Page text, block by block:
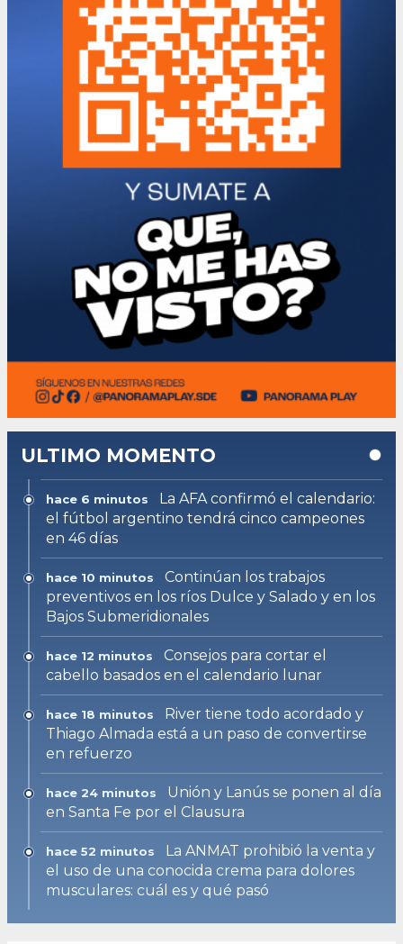
ULTIMO MOMENTO
hace 6 minutos
La AFA confirmó el calendario:
el fútbol argentino tendrá cinco campeones
en 46 días
hace 10 minutos
Continúan los trabajos
preventivos en los ríos Dulce y Salado y en los
Bajos Submeridionales
hace 12 minutos
Consejos para cortar el
cabello basados en el calendario lunar
hace 18 minutos
River tiene todo acordado y
Thiago Almada está a un paso de convertirse
en refuerzo
hace 24 minutos
Unión y Lanús se ponen al día
en Santa Fe por el Clausura
hace 52 minutos
La ANMAT prohibió la venta y
el uso de una conocida crema para dolores
musculares: cuál es y qué pasó